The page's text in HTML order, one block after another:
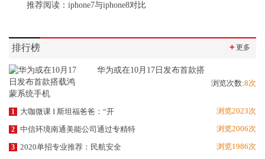
推荐阅读： iphone7与iphone8对比
排行榜 ＋更多
华为或在10月17日发布首款搭
浏览次数:8次
1 大咖微课 I 斯坦福爸爸：“开 浏览2023次
2 中信环境南通美能公司通过专精特 浏览2006次
3 2020单招专业推荐：民航安全 浏览1986次